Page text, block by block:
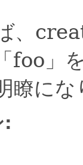
、
foo」
瞭にな
: